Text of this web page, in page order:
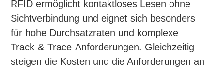
RFID ermöglicht kontaktloses Lesen ohne
Sichtverbindung und eignet sich besonders
für hohe Durchsatzraten und komplexe
Track-&-Trace-Anforderungen. Gleichzeitig
steigen die Kosten und die Anforderungen an